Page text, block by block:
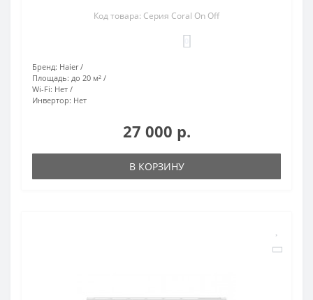
Код товара: Серия Coral On Off
Бренд: Haier
Площадь: до 20 м²
Wi-Fi: Нет
Инвертор: Нет
27 000 р.
В КОРЗИНУ